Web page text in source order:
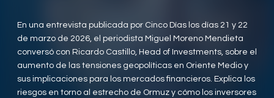
En una entrevista publicada por Cinco Días los días 21 y 22
de marzo de 2026, el periodista Miguel Moreno Mendieta
conversó con Ricardo Castillo, Head of Investments, sobre el
aumento de las tensiones geopolíticas en Oriente Medio y
sus implicaciones para los mercados financieros. Explica los
riesgos en torno al estrecho de Ormuz y cómo los inversores